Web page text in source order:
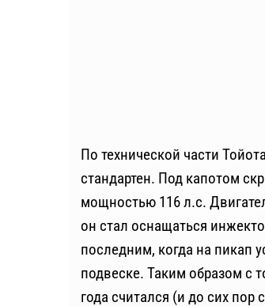
По технической части
стандартен. Под капотом
мощностью 116 л.с.
он стал оснащаться
последним, когда на пикап
подвеске. Таким образом с
года считался (и до сих пор